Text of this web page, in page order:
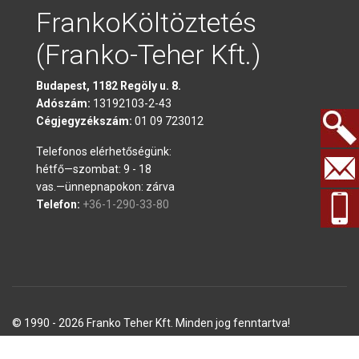
FrankoKöltöztetés
(Franko-Teher Kft.)
Budapest, 1182 Regöly u. 8.
Adószám: 13192103-2-43
Cégjegyzékszám: 01 09 723012
Telefonos elérhetőségünk:
hétfő—szombat: 9 - 18
vas.—ünnepnapokon: zárva
Telefon: +36-1-290-33-80
© 1990 - 2026 Franko Teher Kft. Minden jog fenntartva!